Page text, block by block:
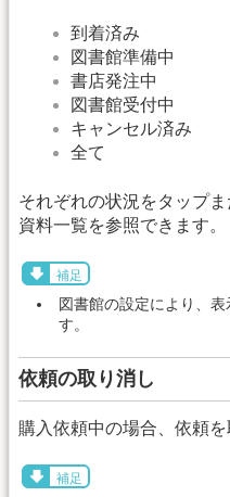
到着済み
図書館準備中
書店発注中
図書館受付中
キャンセル済み
全て
それぞれの状況をタップ
資料一覧を参照できます。
補足
図書館の設定により、
す。
依頼の取り消し
購入依頼中の場合、依頼
補足